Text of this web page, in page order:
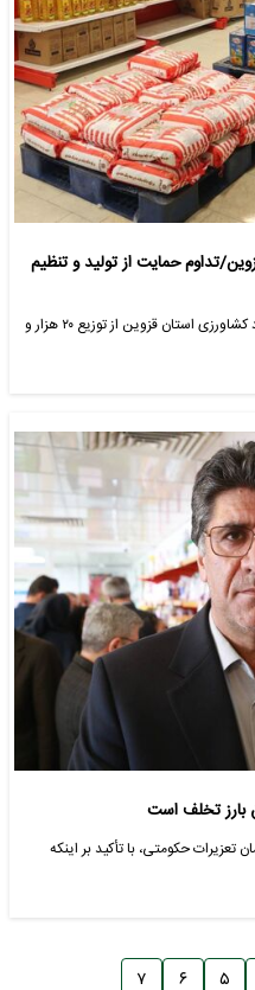
در قزوین/تداوم حمایت از تولید و تنظیم
قزوین- ایانا- معاون توسعه بازرگانی سازمان جهاد کشاورزی استان قزوین از توزیع ۲۰ هزار و
تخلف است
تعزیرات حکومتی، با تأکید بر اینکه
۵ ۶ ۷